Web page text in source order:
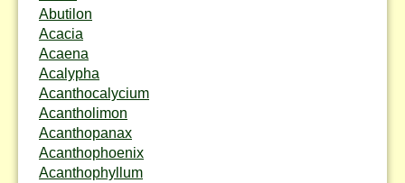
Abutilon
Acacia
Acaena
Acalypha
Acanthocalycium
Acantholimon
Acanthopanax
Acanthophoenix
Acanthophyllum